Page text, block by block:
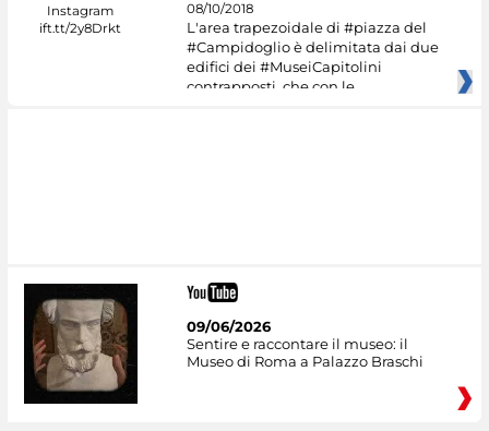
08/10/2018
L'area trapezoidale di #piazza del
#Campidoglio è delimitata dai due
edifici dei #MuseiCapitolini
contrapposti, che con le
09/06/2026
Sentire e raccontare il museo: il
Museo di Roma a Palazzo Braschi